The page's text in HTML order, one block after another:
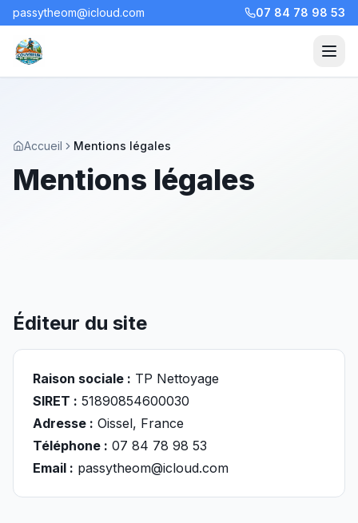
passytheom@icloud.com 07 84 78 98 53
Accueil Mentions légales
Mentions légales
Éditeur du site
Raison sociale : TP Nettoyage
SIRET : 51890854600030
Adresse : Oissel, France
Téléphone : 07 84 78 98 53
Email : passytheom@icloud.com